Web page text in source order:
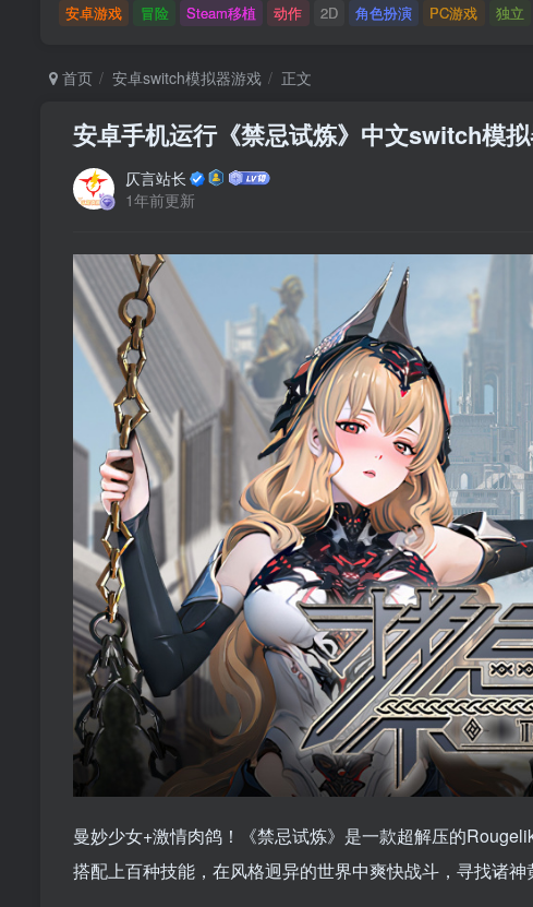
安卓游戏 冒险 Steam移植 动作 2D 角色扮演 PC游戏 独立
首页 安卓switch模拟器游戏 正文
安卓手机运行《禁忌试炼》中文switch模
仄言站长
1年前更新
曼妙少女+激情肉鸽！《禁忌试炼》是一款超解压的
搭配上百种技能，在风格迥异的世界中爽快战斗，寻找诸神